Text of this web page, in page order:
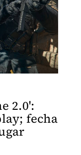
2.0':
fecha